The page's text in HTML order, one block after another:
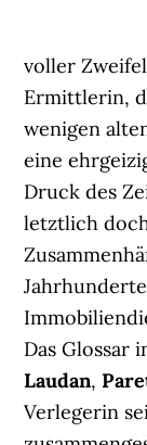
voller
Ermittlerin,
wenigen
eine
Druck des
letztlich
Das Glossar
Laudan,
Verlegerin